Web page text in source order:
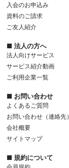
入会のお申込み
資料のご請求
ご友人紹介
■ 法人の方へ
法人向けサービス
サービス紹介動画
ご利用企業一覧
■ お問い合わせ
よくあるご質問
お問い合わせ（連絡先）
会社概要
サイトマップ
■ 規約について